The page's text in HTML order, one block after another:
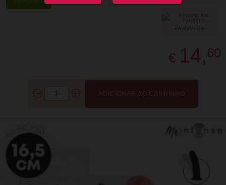
DISPONÍVEL
FAVORITOS
€ 14, 60
ADICIONAR AO CARRINHO